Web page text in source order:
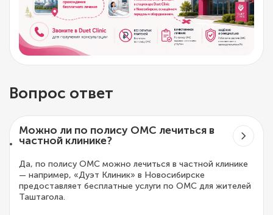
Вопрос ответ
Можно ли по полису ОМС лечиться в
частной клинике?
Да, по полису ОМС можно лечиться в частной клинике
— например, «Дуэт Клиник» в Новосибирске
предоставляет бесплатные услуги по ОМС для жителей
Таштагола.